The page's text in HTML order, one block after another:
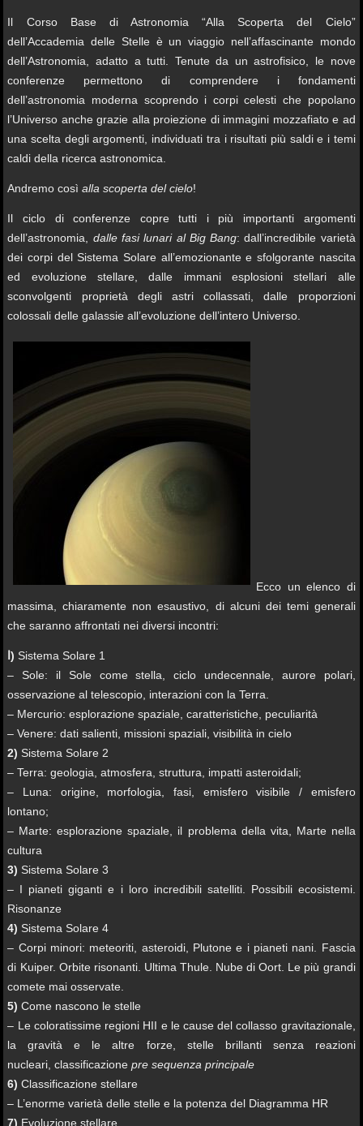
Il Corso Base di Astronomia “Alla Scoperta del Cielo”
dell’Accademia delle Stelle è un viaggio nell’affascinante mondo
dell’Astronomia, adatto a tutti. Tenute da un astrofisico, le nove
conferenze permettono di comprendere i fondamenti
dell’astronomia moderna scoprendo i corpi celesti che popolano
l’Universo anche grazie alla proiezione di immagini mozzafiato e ad
una scelta degli argomenti, individuati tra i risultati più saldi e i temi
caldi della ricerca astronomica.
Andremo cosìalla scoperta del cielo!
Il ciclo di conferenze copre tutti i più importanti argomenti
dell’astronomia, dalle fasi lunari al Big Bang: dall’incredibile varietà
dei corpi del Sistema Solare all’emozionante e sfolgorante nascita
ed evoluzione stellare, dalle immani esplosioni stellari alle
sconvolgenti proprietà degli astri collassati, dalle proporzioni
colossali delle galassie all’evoluzione dell’intero Universo.
Ecco un elenco di
massima, chiaramente non esaustivo, di alcuni dei temi generali
che saranno affrontati nei diversi incontri:
ⅼ) Sistema Solare 1
– Sole: il Sole come stella, ciclo undecennale, aurore polari,
osservazione al telescopio, interazioni con la Terra.
– Mercurio: esplorazione spaziale, caratteristiche, peculiarità
– Venere: dati salienti, missioni spaziali, visibilità in cielo
2) Sistema Solare 2
– Terra: geologia, atmosfera, struttura, impatti asteroidali;
– Luna: origine, morfologia, fasi, emisfero visibile / emisfero
lontano;
– Marte: esplorazione spaziale, il problema della vita, Marte nella
cultura
3) Sistema Solare 3
– I pianeti giganti e i loro incredibili satelliti. Possibili ecosistemi.
Risonanze
4) Sistema Solare 4
– Corpi minori: meteoriti, asteroidi, Plutone e i pianeti nani. Fascia
di Kuiper. Orbite risonanti. Ultima Thule. Nube di Oort. Le più grandi
comete mai osservate.
5) Come nascono le stelle
– Le coloratissime regioni HII e le cause del collasso gravitazionale,
la gravità e le altre forze, stelle brillanti senza reazioni
nucleari, classificazionepre sequenza principale
6) Classificazione stellare
– L’enorme varietà delle stelle e la potenza del Diagramma HR
7) Evoluzione stellare